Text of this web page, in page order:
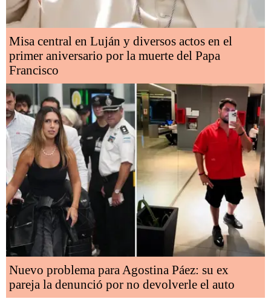
Misa central en Luján y diversos actos en el
primer aniversario por la muerte del Papa
Francisco
Nuevo problema para Agostina Páez: su ex
pareja la denunció por no devolverle el auto